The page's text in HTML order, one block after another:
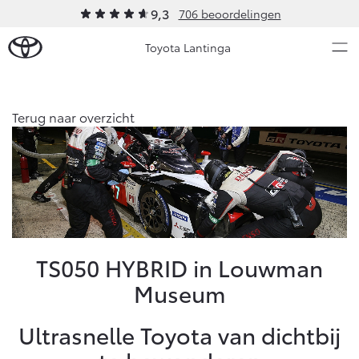
9,3 706 beoordelingen
Toyota Lantinga
Ons bedrijf
Ons bedrijf
Contact en Route
Vacatures
Klantbeoordelingen
Modellen
Aygo X
HYBRIDE
Vanaf € 23.750,-
Yaris
HYBRIDE
Vanaf € 27.195,-
Occasions
Diensten
Terug naar overzicht
TS050 HYBRID in Louwman
Museum
Ultrasnelle Toyota van dichtbij